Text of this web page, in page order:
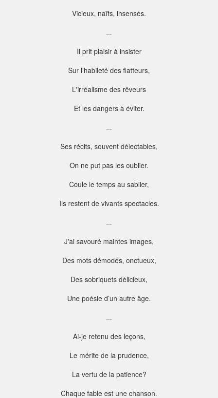
Vicieux, naïfs, insensés.
...
Il prit plaisir à insister
Sur l’habileté des flatteurs,
L'irréalisme des rêveurs
Et les dangers à éviter.
...
Ses récits, souvent délectables,
On ne put pas les oublier.
Coule le temps au sablier,
Ils restent de vivants spectacles.
...
J'ai savouré maintes images,
Des mots démodés, onctueux,
Des sobriquets délicieux,
Une poésie d’un autre âge.
...
Ai-je retenu des leçons,
Le mérite de la prudence,
La vertu de la patience?
Chaque fable est une chanson.